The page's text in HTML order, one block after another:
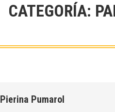
CATEGORÍA:
Pierina Pumarol